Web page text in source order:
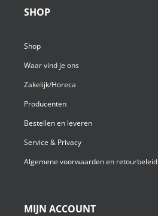
SHOP
Shop
Waar vind je ons
Zakelijk/Horeca
Producenten
Bestellen en leveren
Service & Privacy
Algemene voorwaarden en retourbeleid
MIJN ACCOUNT